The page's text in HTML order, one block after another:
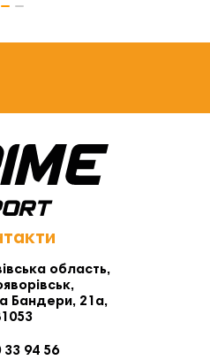
область,
Бандери, 21а,
33 94 56